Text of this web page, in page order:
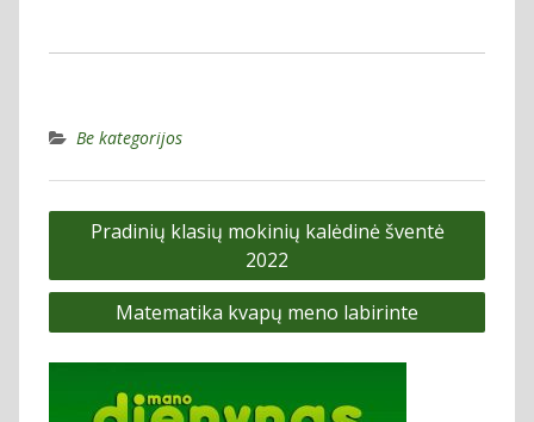
Be kategorijos
Navigacija
įrašų
Pradinių klasių mokinių kalėdinė šventė
2022
Matematika kvapų meno labirinte